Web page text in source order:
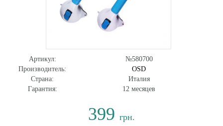
Артикул:
№580700
Производитель:
OSD
Страна:
Италия
Гарантия:
12 месяцев
399 грн.